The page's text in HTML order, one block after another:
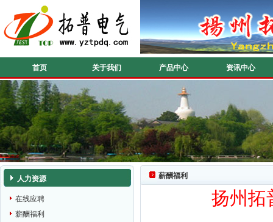
首页 关于我们 产品中心 资讯中心
人力资源
在线应聘
薪酬福利
薪酬福利
扬州拓